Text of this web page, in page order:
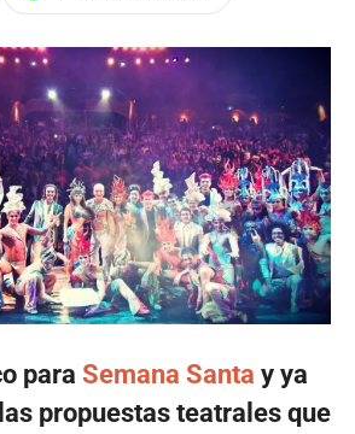
para Semana Santa y ya
propuestas teatrales que